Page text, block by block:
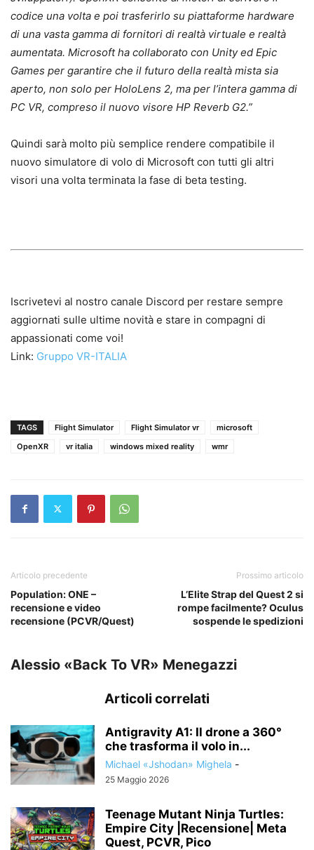
codice una volta e poi trasferirlo su piattaforme hardware
di una vasta gamma di fornitori di realtà virtuale e realtà
aumentata. Microsoft ha collaborato con Unity ed Epic
Games per garantire che il futuro della realtà mista sia
aperto, non solo per HoloLens 2, ma per l’intera gamma di
PC VR, compreso il nuovo visore HP Reverb G2.”
Quindi sarà molto più semplice rendere compatibile il
nuovo simulatore di volo di Microsoft con tutti gli altri
visori una volta terminata la fase di beta testing.
Iscrivetevi al nostro canale Discord per restare sempre
aggiornati sulle ultime novità e stare in compagni di
appassionati come voi!
Link: Gruppo VR-ITALIA
TAGS Flight Simulator Flight Simulator vr
microsoft
OpenXR
vr italia windows mixed reality wmr
Articolo precedente
Population: ONE –
recensione e video
recensione (PCVR/Quest)
Prossimo articolo
L’Elite Strap del Quest 2 si
rompe facilmente? Oculus
sospende le spedizioni
Alessio «Back To VR» Menegazzi
Articoli correlati
Antigravity A1: Il drone a 360°
che trasforma il volo in...
Michael «Jshodan» Mighela -
25 Maggio 2026
Teenage Mutant Ninja Turtles:
Empire City |Recensione| Meta
Quest, PCVR, Pico